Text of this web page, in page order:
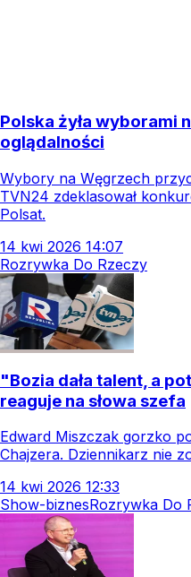
Polska żyła wyborami
oglądalności
Wybory na Węgrzech
TVN24 zdeklasował
Polsat.
14 kwi 2026 14:07
Rozrywka Do Rzeczy
"Bozia dała talent, a
reaguje na słowa szefa
Edward Miszczak gorzko
Chajzera. Dziennikarz nie
14 kwi 2026 12:33
Show-biznesRozrywka Do